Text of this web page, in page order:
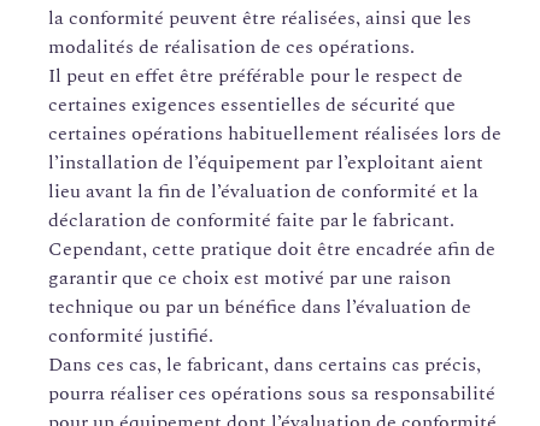
la conformité peuvent être réalisées, ainsi que les
modalités de réalisation de ces opérations.
Il peut en effet être préférable pour le respect de
certaines exigences essentielles de sécurité que
certaines opérations habituellement réalisées lors de
l’installation de l’équipement par l’exploitant aient
lieu avant la fin de l’évaluation de conformité et la
déclaration de conformité faite par le fabricant.
Cependant, cette pratique doit être encadrée afin de
garantir que ce choix est motivé par une raison
technique ou par un bénéfice dans l’évaluation de
conformité justifié.
Dans ces cas, le fabricant, dans certains cas précis,
pourra réaliser ces opérations sous sa responsabilité